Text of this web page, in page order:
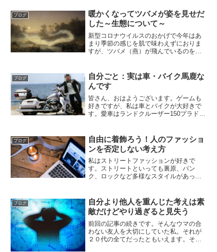
は車体の剛性の低さや重い重量、空力な
どのバイク特性が関...
ブログ
暖かくなってツバメが姿を見せだ
した～生態について～
新型コロナウイルスのおかげで今年はあ
まり季節の感じを肌で味わえずにおりま
すが、ツバメ（燕）が飛んでいるのをよ
で巣をつがいの２羽が作ります。人の近
くに巣を作るのはカラス...
ブログ
自分ごと：実は車・バイク馬鹿な
んです
皆さん、おはようございます。ゲームも
好きですが、私は車とバイクが大好きで
す。愛車はランドクルーザー150プラド昨
し９年間乗り続けているハーレー・ダビ
ッドソンFLHT...
ブログ
自由に着飾ろう！人のファッショ
ンを否定しない考え方
私はストリートファッションが好きで
す。ストリートといっても裏原、パン
ク、ロックなど多様なスタイルがあった
ブランドが主だったりしますが、何のブ
ランドが好き...
ブログ
自分より他人を重んじた考えは素
敵だけどやり過ぎると見失う
前回の記事の続きです。そんなウマの合
わない友人を大切にしていた私。それが
２０代の全てだったともいえます。その